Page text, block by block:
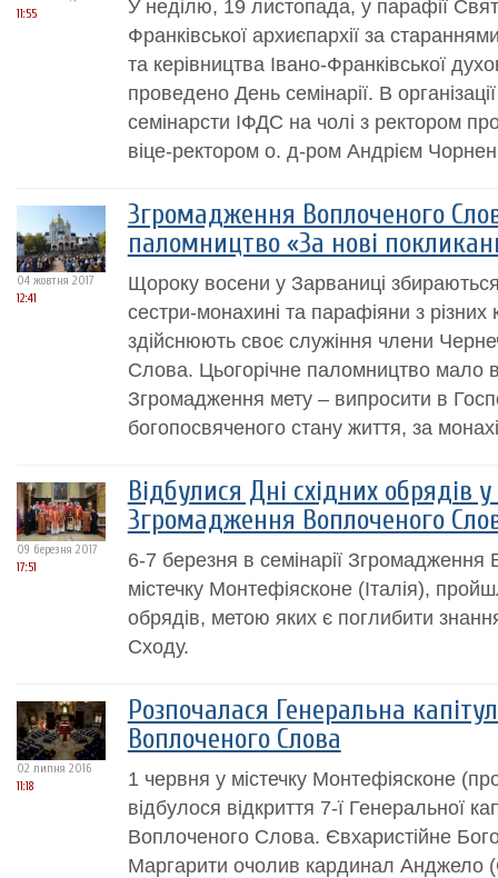
11:55
У неділю, 19 листопада, у парафії
Франківської архиєпархії за
та керівництва Івано-Франківської
проведено День семінарії. В
семінарсти ІФДС на чолі з ректором
віце-ректором о. д-ром Андрієм
04 жовтня 2017
12:41
Згромадження Воплоченого
паломництво «За нові
Щороку восени у Зарваниці
сестри-монахині та парафіяни з різних
здійснюють своє служіння члени
Слова. Цьогорічне паломництво мало
Згромадження мету – випросити в
богопосвяченого стану життя, за
09 березня 2017
17:51
Відбулися Дні східних обрядів
Згромадження Воплоченого
6-7 березня в семінарії
містечку Монтефіясконе (Італія),
обрядів, метою яких є поглибити
Сходу.
02 липня 2016
11:18
Розпочалася Генеральна
Воплоченого Слова
1 червня у містечку Монтефіясконе
відбулося відкриття 7-ї Генеральної
Воплоченого Слова. Євхаристійне
Маргарити очолив кардинал Анджело